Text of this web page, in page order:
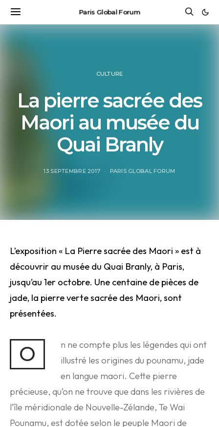
Paris Global Forum
CULTURE
La pierre sacrée des
Maori au musée du
Quai Branly
13 SEPTEMBRE 2017 PARIS GLOBAL FORUM
L’exposition « La Pierre sacrée des Maori » est à
découvrir au musée du Quai Branly, à Paris,
jusqu’au 1er octobre. Une centaine de pièces de
jade, la pierre verte sacrée des Maori, sont
présentées.
O
n ne compte plus les légendes qui ont
illustré les origines du pounamu, jade
en langue maori. Cette pierre
précieuse, qu’on ne trouve que dans les rivières de
l’île méridionale de Nouvelle-Zélande, Te Wai
Pounamu, est dotée selon le peuple Maori de